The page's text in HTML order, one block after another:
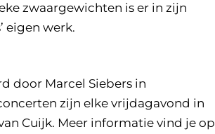
zwaargewichten is er in zijn
eigen werk.
door Marcel Siebers in
zijn elke vrijdagavond in
Cuijk. Meer informatie vind je op